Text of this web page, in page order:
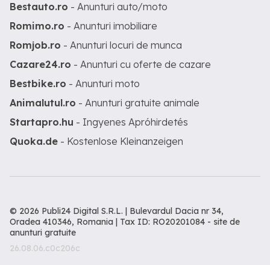
Bestauto.ro - Anunturi auto/moto
Romimo.ro - Anunturi imobiliare
Romjob.ro - Anunturi locuri de munca
Cazare24.ro - Anunturi cu oferte de cazare
Bestbike.ro - Anunturi moto
Animalutul.ro - Anunturi gratuite animale
Startapro.hu - Ingyenes Apróhirdetés
Quoka.de - Kostenlose Kleinanzeigen
© 2026 Publi24 Digital S.R.L. | Bulevardul Dacia nr 34,
Oradea 410346, Romania | Tax ID: RO20201084 - site de
anunturi gratuite
26.08.06.c0c206c